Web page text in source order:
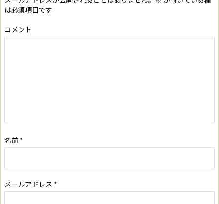
は必須項目です
コメント
名前 *
メールアドレス *